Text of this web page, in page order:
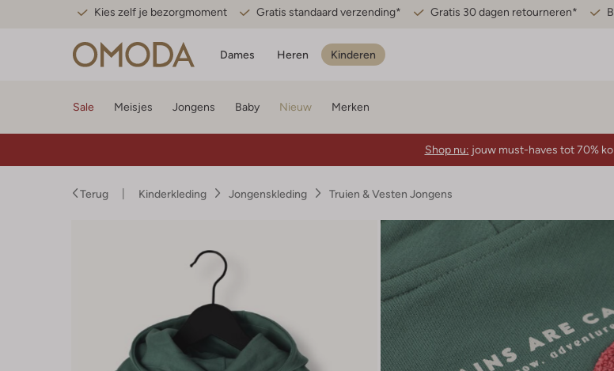
Kies zelf je bezorgmoment Gratis standaard verzending* Gratis 30 dagen retourneren*
Dames Heren Kinderen
Sale Meisjes Jongens Baby Nieuw Merken
Shop nu: jouw must-haves tot 70%
Terug Kinderkleding Jongenskleding Truien & Vesten Jongens